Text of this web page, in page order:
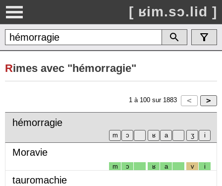
[ ʁim.sɔ.lid ]
Rimes avec "hémorragie"
1 à 100 sur 1883
hémorragie
Moravie
m ɔ ʁ a v i
tauromachie